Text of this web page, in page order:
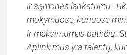
ir sąmonės lankstumu.
mokymuose, kuriuose
ir maksimumas patirčių.
Aplink mus yra talentų,